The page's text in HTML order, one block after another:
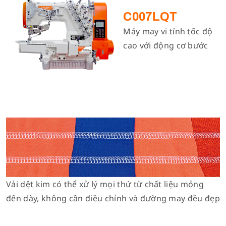
C007LQT
Máy may vi tính tốc độ
cao với động cơ bước
Vải dệt kim có thể xử lý mọi thứ từ chất liệu mỏng
đến dày, không cần điều chỉnh và đường may đều đẹp